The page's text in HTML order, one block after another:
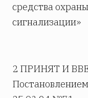
средства
сигнализации»
2 ПРИНЯТ И